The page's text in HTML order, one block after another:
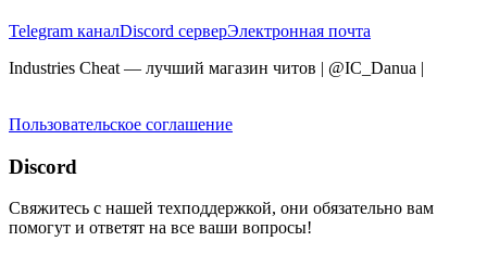
Telegram каналDiscord серверЭлектронная почта
Industries Cheat — лучший магазин читов | @IC_Danua |
Пользовательское соглашение
Discord
Свяжитесь с нашей техподдержкой, они обязательно вам
помогут и ответят на все ваши вопросы!